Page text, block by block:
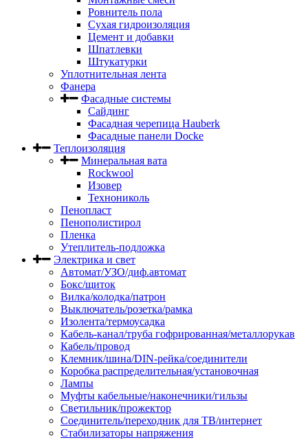
Ровнитель пола
Сухая гидроизоляция
Цемент и добавки
Шпатлевки
Штукатурки
Уплотнительная лента
Фанера
Фасадные системы
Сайдинг
Фасадная черепица Hauberk
Фасадные панели Docke
Теплоизоляция
Минеральная вата
Rockwool
Изовер
Технониколь
Пенопласт
Пенополистирол
Пленка
Утеплитель-подложка
Электрика и свет
Автомат/УЗО/диф.автомат
Бокс/щиток
Вилка/колодка/патрон
Выключатель/розетка/рамка
Изолента/термоусадка
Кабель-канал/труба гофрированная/металлорукав
Кабель/провод
Клемник/шина/DIN-рейка/соединители
Коробка распределительная/установочная
Лампы
Муфты кабельные/наконечники/гильзы
Светильник/прожектор
Соединитель/переходник для ТВ/интернет
Стабилизаторы напряжения